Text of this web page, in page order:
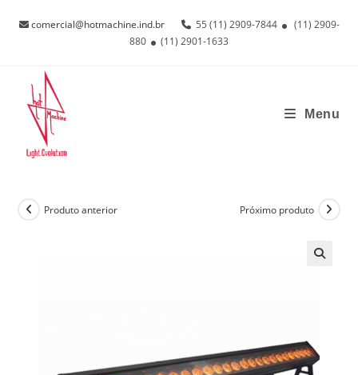
para
conteúdo
comercial@hotmachine.ind.br 55 (11) 2909-7844
(11) 2909-
880
(11) 2901-1633
Menu
Produto anterior Próximo produto